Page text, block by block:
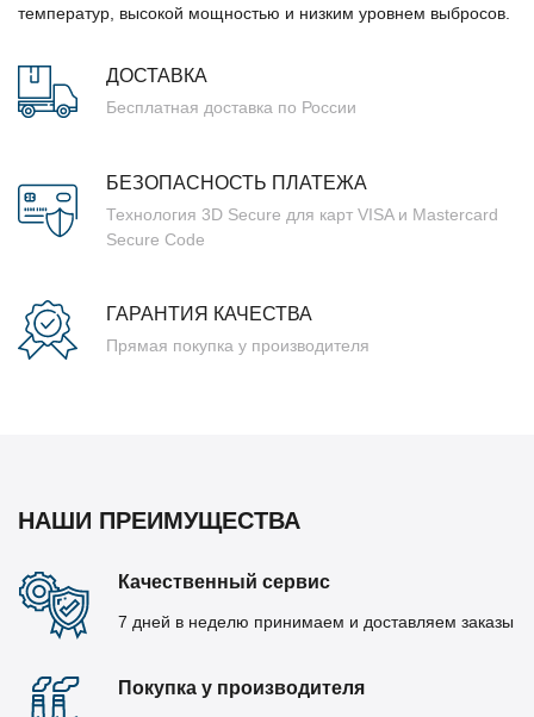
температур, высокой мощностью и низким уровнем выбросов.
ДОСТАВКА
Бесплатная доставка по России
БЕЗОПАСНОСТЬ ПЛАТЕЖА
Технология 3D Secure для карт VISA и Mastercard
Secure Code
ГАРАНТИЯ КАЧЕСТВА
Прямая покупка у производителя
НАШИ ПРЕИМУЩЕСТВА
Качественный сервис
7 дней в неделю принимаем и доставляем заказы
Покупка у производителя